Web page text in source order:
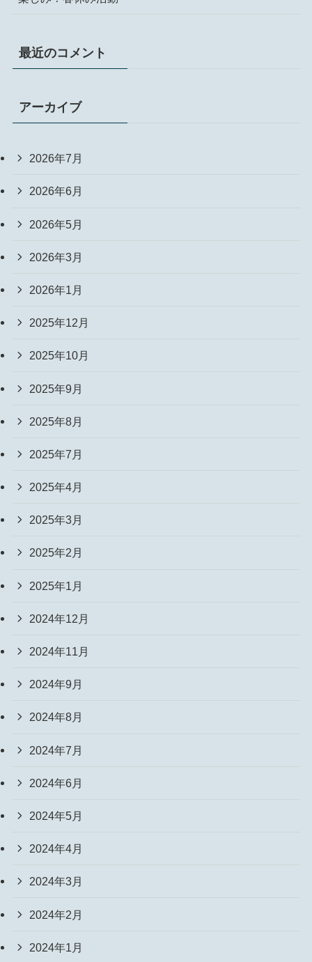
最近のコメント
アーカイブ
2026年7月
2026年6月
2026年5月
2026年3月
2026年1月
2025年12月
2025年10月
2025年9月
2025年8月
2025年7月
2025年4月
2025年3月
2025年2月
2025年1月
2024年12月
2024年11月
2024年9月
2024年8月
2024年7月
2024年6月
2024年5月
2024年4月
2024年3月
2024年2月
2024年1月